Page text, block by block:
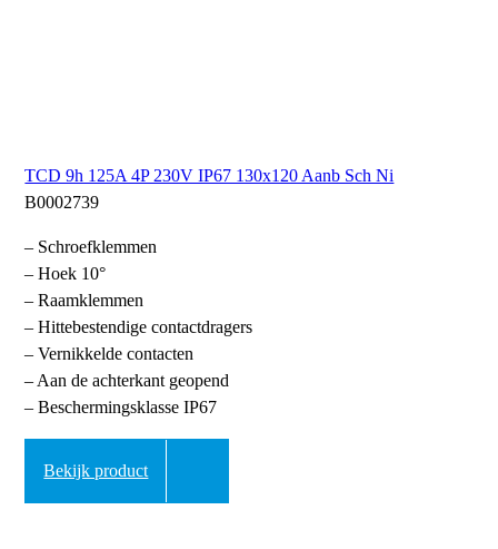
TCD 9h 125A 4P 230V IP67 130x120 Aanb Sch Ni
B0002739
– Schroefklemmen
– Hoek 10°
– Raamklemmen
– Hittebestendige contactdragers
– Vernikkelde contacten
– Aan de achterkant geopend
– Beschermingsklasse IP67
Bekijk product